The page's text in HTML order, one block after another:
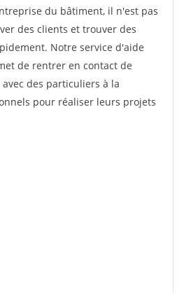
du bâtiment, il n'est pas
des clients et trouver des
Notre service d'aide
de rentrer en contact de
des particuliers à la
pour réaliser leurs projets